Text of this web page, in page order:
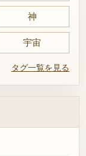
神
宇宙
タグ一覧を見る